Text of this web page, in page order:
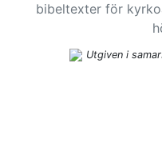
bibeltexter för
Utgiven i